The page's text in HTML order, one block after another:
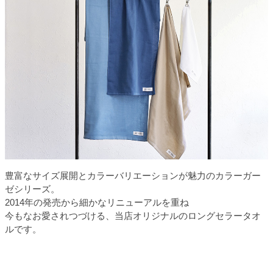
豊富なサイズ展開とカラーバリエーションが魅力のカラーガー
ゼシリーズ。
2014年の発売から細かなリニューアルを重ね
今もなお愛されつづける、当店オリジナルのロングセラータオ
ルです。